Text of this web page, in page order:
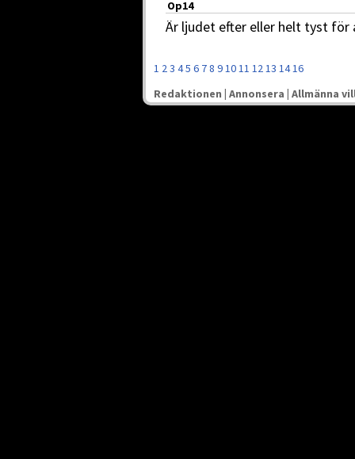
Op14
Är ljudet efter eller helt tyst för
1 23 45 6 78 91011 1213 1416
Redaktionen | Annonsera | Allmänna